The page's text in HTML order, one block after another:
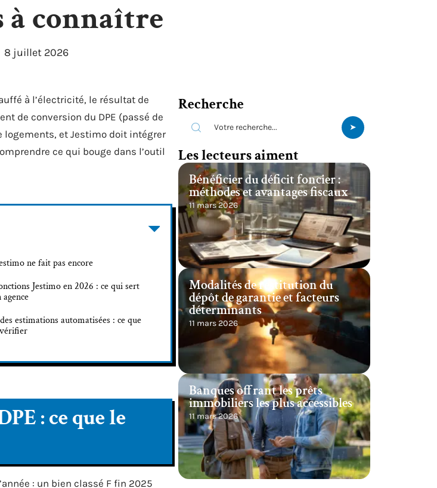
connaître
8 juillet 2026
à l’électricité, le résultat de
de conversion du DPE (passé de
logements, et Jestimo doit intégrer
ce qui bouge dans l’outil
ne fait pas encore
Jestimo en 2026 : ce qui sert
estimations automatisées : ce que
: ce que le
: un bien classé F fin 2025
Recherche
Les lecteurs aiment
Bénéficier du déficit foncier :
méthodes et avantages fiscaux
11 mars 2026
Modalités de restitution du
dépôt de garantie et facteurs
déterminants
11 mars 2026
Banques offrant les prêts
immobiliers les plus accessibles
11 mars 2026